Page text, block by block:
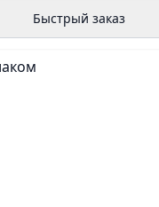
Быстрый заказ